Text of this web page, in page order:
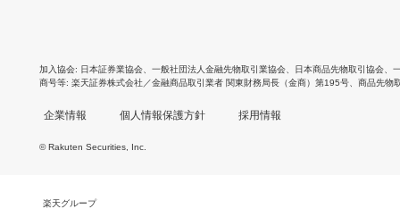
加入協会 日本証券業協会 一般社団法人金融先物取引業協会 日本商品先物取引協会
商号等 楽天証券株式会社／金融商品取引業者 関東財務局長（金商）第195号、商品先物
企業情報 個人情報保護方針 採用情報
© Rakuten Securities, Inc.
楽天グループ